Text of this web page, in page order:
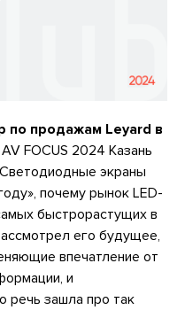
по продажам Leyard в
FOCUS 2024 Казань
экраны
почему рынок LED-
быстрорастущих в
его будущее,
впечатление от
и
речь зашла про так